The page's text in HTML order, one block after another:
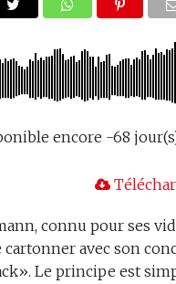
encore -68
connu pour ses
avec son
Le principe est